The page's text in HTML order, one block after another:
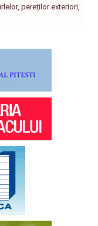
pereților exteriori,